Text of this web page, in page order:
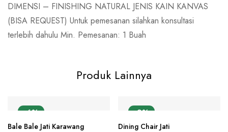
DIMENSI – FINISHING NATURAL JENIS KAIN KANVAS
(BISA REQUEST) Untuk pemesanan silahkan konsultasi
terlebih dahulu Min. Pemesanan: 1 Buah
Produk Lainnya
-6%
Bale Bale Jati Karawang
-9%
Dining Chair Jati